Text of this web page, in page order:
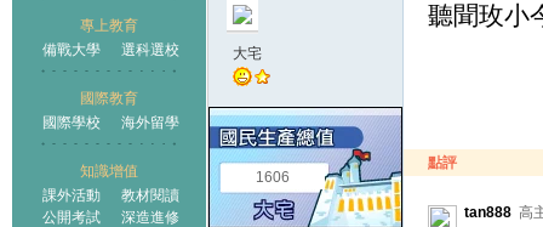
專上教育
備戰大學
選科選校
國際教育
國際學校
海外留學
知識增值
課外活動
教材閱讀
公開考試
深造進修
大宅
1606
聽聞玫小
點評
tan888 高